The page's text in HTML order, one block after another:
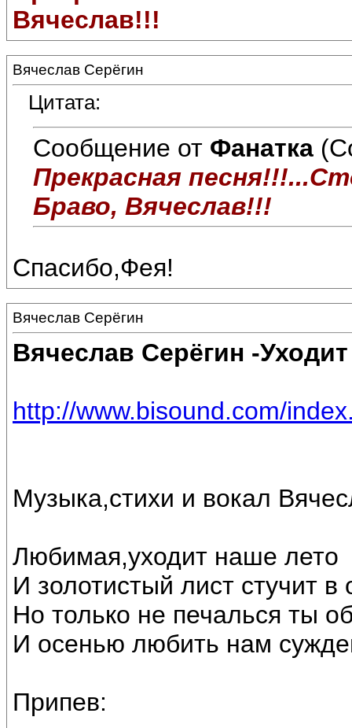
Вячеслав!!!
Вячеслав Серёгин
Цитата:
Сообщение от Фанатка
Прекрасная
Браво, Вячеслав!!!
Спасибо,Фея!
Вячеслав Серёгин
Вячеслав Серёгин -
http://www.bisound.com/
Музыка,стихи и вокал
Любимая,уходит наше лето
И золотистый лист стучит в
Но только не печалься ты
И осенью любить нам
Припев: